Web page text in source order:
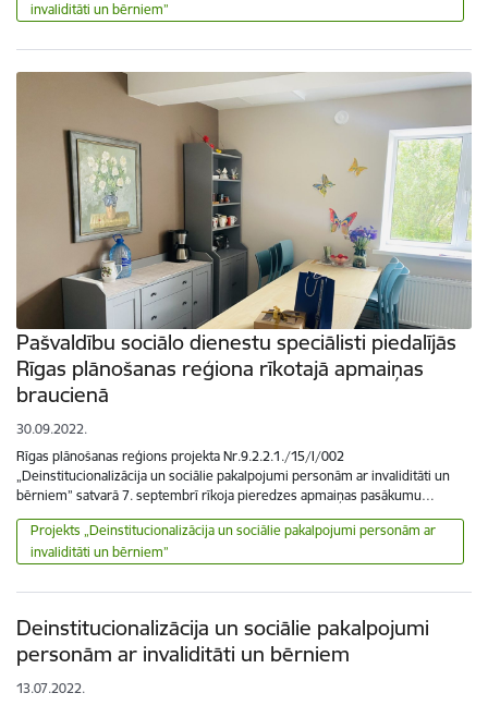
invaliditāti un bērniem”
Pašvaldību sociālo dienestu speciālisti piedalījās
Rīgas plānošanas reģiona rīkotajā apmaiņas
braucienā
30.09.2022.
Rīgas plānošanas reģions projekta Nr.9.2.2.1./15/I/002
„Deinstitucionalizācija un sociālie pakalpojumi personām ar invaliditāti un
bērniem” satvarā 7. septembrī rīkoja pieredzes apmaiņas pasākumu…
Projekts „Deinstitucionalizācija un sociālie pakalpojumi personām ar
invaliditāti un bērniem”
Deinstitucionalizācija un sociālie pakalpojumi
personām ar invaliditāti un bērniem
13.07.2022.